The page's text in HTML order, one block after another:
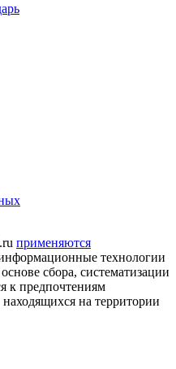
применяются
технологии
сбора, систематизации
к предпочтениям
на территории